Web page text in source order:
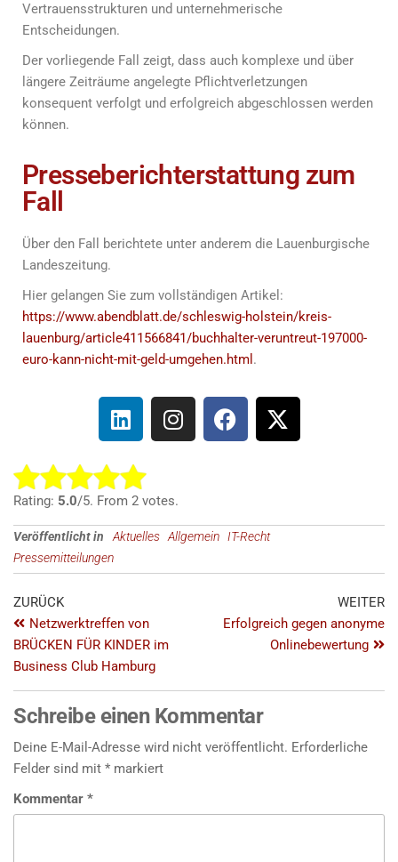
Vertrauensstrukturen und unternehmerische
Entscheidungen.
Der vorliegende Fall zeigt, dass auch komplexe und über
längere Zeiträume angelegte Pflichtverletzungen
konsequent verfolgt und erfolgreich abgeschlossen werden
können.
Presseberichterstattung zum
Fall
Über den Fall berichtete unter anderem die Lauenburgische
Landeszeitung.
Hier gelangen Sie zum vollständigen Artikel:
https://www.abendblatt.de/schleswig-holstein/kreis-
lauenburg/article411566841/buchhalter-veruntreut-197000-
euro-kann-nicht-mit-geld-umgehen.html .
R
a
e
t
i
s
i
t
e
m
Submit
Rating
Rating: 5.0/5. From 2 votes.
Veröffentlicht in Aktuelles Allgemein IT-Recht
Pressemitteilungen
ZURÜCK
Netzwerktreffen von
BRÜCKEN FÜR KINDER im
Business Club Hamburg
WEITER
Erfolgreich gegen anonyme
Onlinebewertung
Schreibe einen Kommentar
Deine E-Mail-Adresse wird nicht veröffentlicht. Erforderliche
Felder sind mit * markiert
Kommentar *